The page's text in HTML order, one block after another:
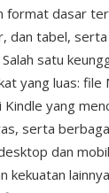
format dasar
dan tabel,
satu
yang luas: file
yang
serta
dan
kekuatan